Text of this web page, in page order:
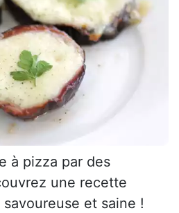
à pizza par des
une recette
et saine !